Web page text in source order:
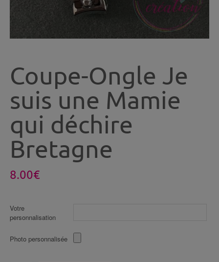
Coupe-Ongle Je
suis une Mamie
qui déchire
Bretagne
8.00€
Votre
personnalisation
Photo personnalisée